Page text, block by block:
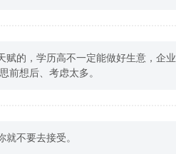
赋的，学历高不一定能做好生意，企业
前想后、考虑太多。
不要去接受。